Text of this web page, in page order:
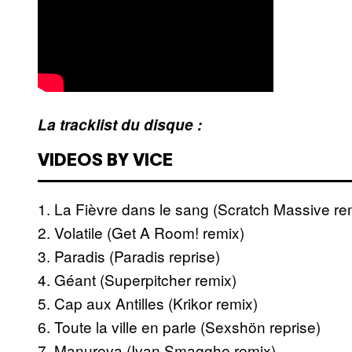
La tracklist du disque :
VIDEOS BY VICE
1. La Fièvre dans le sang (Scratch Massive
2. Volatile (Get A Room! remix)
3. Paradis (Paradis reprise)
4. Géant (Superpitcher remix)
5. Cap aux Antilles (Krikor remix)
6. Toute la ville en parle (Sexshön reprise)